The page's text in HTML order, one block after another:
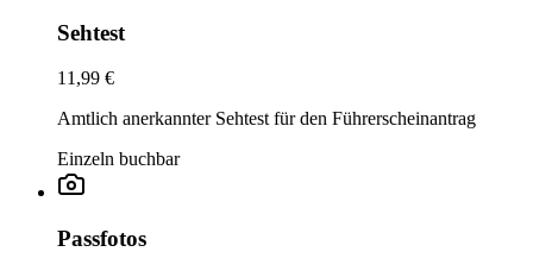
Sehtest
11,99 €
Amtlich anerkannter Sehtest für den Führerscheinantrag
Einzeln buchbar
Passfotos